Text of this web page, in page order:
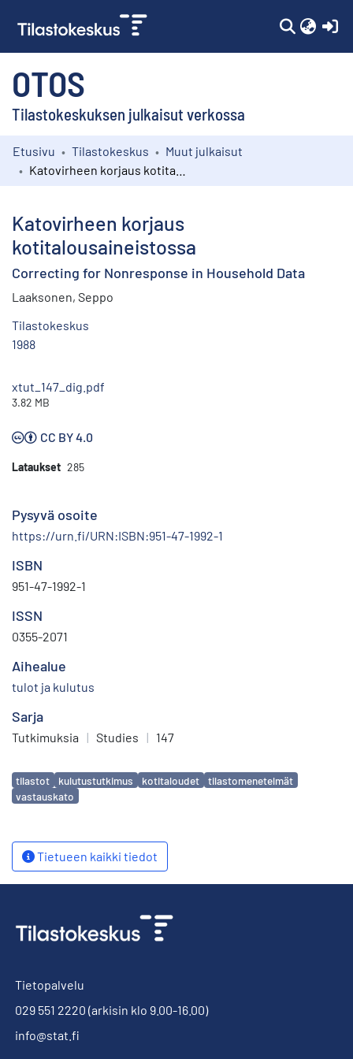
OTOS
Tilastokeskuksen julkaisut verkossa
Kokoelmat
Etusivu Tilastokeskus
Muut julkaisut
Katovirheen korjaus
kotitalousaineistossa
Correcting for Nonresponse in Household Data
Laaksonen, Seppo
Tilastokeskus
1988
xtut_147_dig.pdf
3.82 MB
CC BY 4.0
Lataukset 285
Pysyvä osoite
https://urn.fi/URN:ISBN:951-47-1992-1
ISBN
951-47-1992-1
ISSN
0355-2071
Aihealue
tulot ja kulutus
Sarja
Tutkimuksia | Studies | 147
Avainsanat
tilastot kulutustutkimus kotitaloudet
tilastomenetelmät
vastauskato
Tietueen kaikki tiedot
Tietopalvelu
029 551 2220 (arkisin klo 9.00-16.00)
info@stat.fi